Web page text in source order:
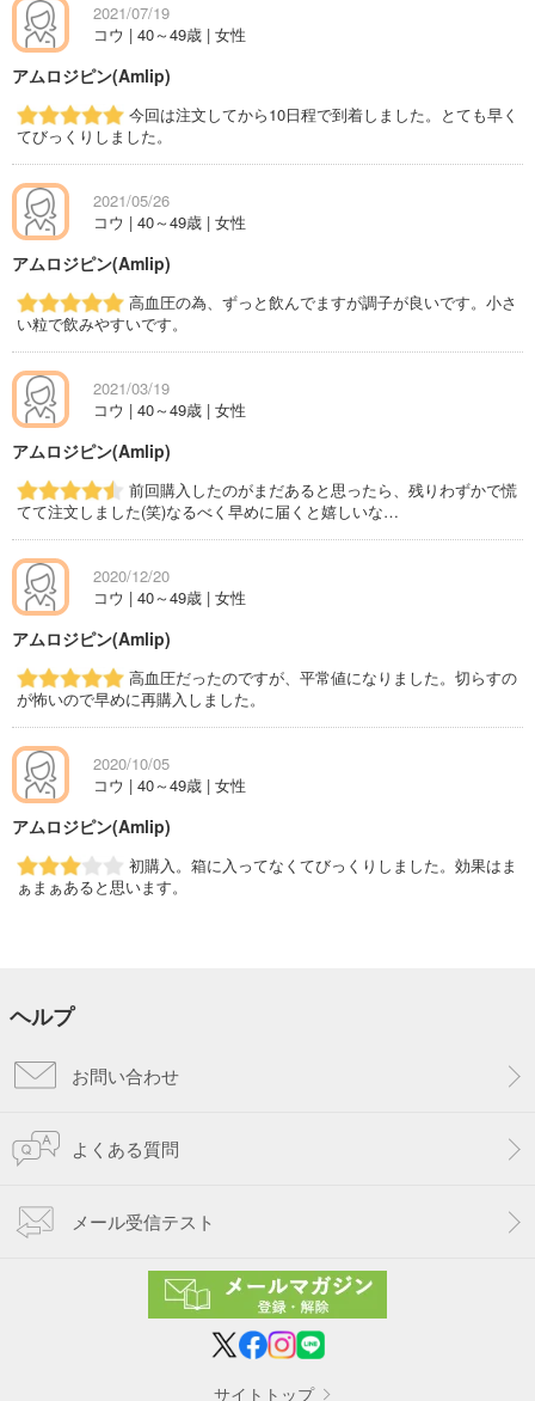
2021/07/19
コウ | 40～49歳 | 女性
アムロジピン(Amlip)
今回は注文してから10日程で到着しました。とても早く
てびっくりしました。
2021/05/26
コウ | 40～49歳 | 女性
アムロジピン(Amlip)
高血圧の為、ずっと飲んでますが調子が良いです。小さ
い粒で飲みやすいです。
2021/03/19
コウ | 40～49歳 | 女性
アムロジピン(Amlip)
前回購入したのがまだあると思ったら、残りわずかで慌
てて注文しました(笑)なるべく早めに届くと嬉しいな…
2020/12/20
コウ | 40～49歳 | 女性
アムロジピン(Amlip)
高血圧だったのですが、平常値になりました。切らすの
が怖いので早めに再購入しました。
2020/10/05
コウ | 40～49歳 | 女性
アムロジピン(Amlip)
初購入。箱に入ってなくてびっくりしました。効果はま
ぁまぁあると思います。
ヘルプ
お問い合わせ
よくある質問
メール受信テスト
サイトトップ